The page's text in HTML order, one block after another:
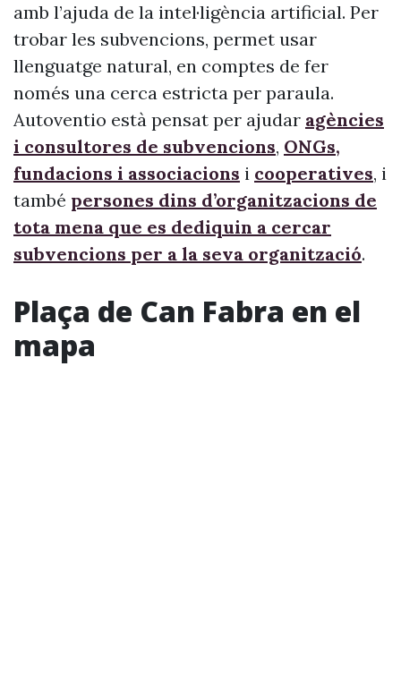
amb l’ajuda de la intel·ligència artificial. Per
trobar les subvencions, permet usar
llenguatge natural, en comptes de fer
només una cerca estricta per paraula.
Autoventio està pensat per ajudar agències
i consultores de subvencions, ONGs,
fundacions i associacions i cooperatives, i
també persones dins d’organitzacions de
tota mena que es dediquin a cercar
subvencions per a la seva organització.
Plaça de Can Fabra en el
mapa